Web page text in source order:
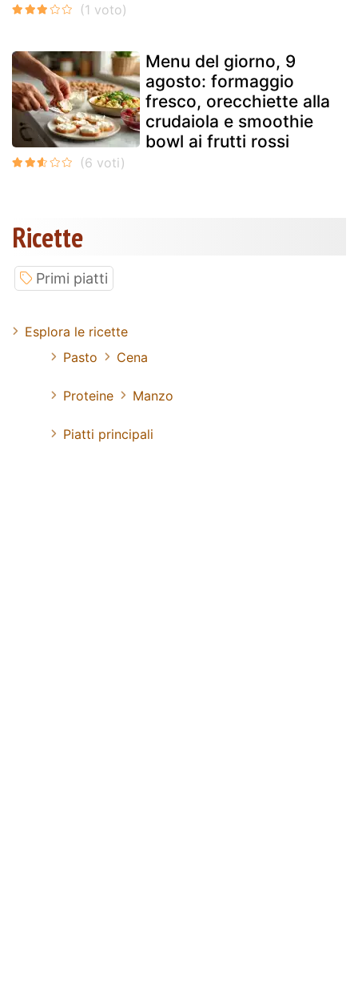
Menu del giorno, 9
agosto: formaggio
fresco, orecchiette alla
crudaiola e smoothie
bowl ai frutti rossi
Ricette
Primi piatti
Esplora le ricette
Pasto
Cena
Proteine Manzo
Piatti principali